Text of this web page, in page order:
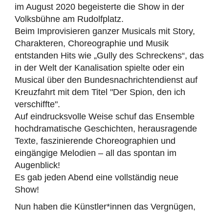
im August 2020 begeisterte die Show in der
Volksbühne am Rudolfplatz.
Beim Improvisieren ganzer Musicals mit Story,
Charakteren, Choreographie und Musik
entstanden Hits wie „Gully des Schreckens“, das
in der Welt der Kanalisation spielte oder ein
Musical über den Bundesnachrichtendienst auf
Kreuzfahrt mit dem Titel "Der Spion, den ich
verschiffte".
Auf eindrucksvolle Weise schuf das Ensemble
hochdramatische Geschichten, herausragende
Texte, faszinierende Choreographien und
eingängige Melodien – all das spontan im
Augenblick!
Es gab jeden Abend eine vollständig neue
Show!
Nun haben die Künstler*innen das Vergnügen,